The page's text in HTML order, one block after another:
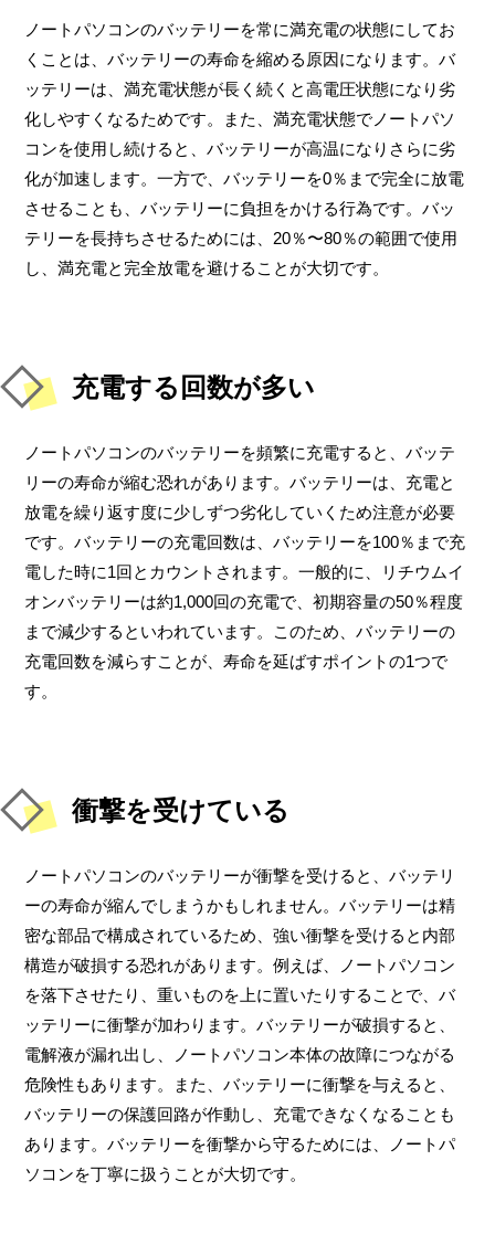
ノートパソコンのバッテリーを常に満充電の状態にしてお
くことは、バッテリーの寿命を縮める原因になります。バ
ッテリーは、満充電状態が長く続くと高電圧状態になり劣
化しやすくなるためです。また、満充電状態でノートパソ
コンを使用し続けると、バッテリーが高温になりさらに劣
化が加速します。一方で、バッテリーを0％まで完全に放電
させることも、バッテリーに負担をかける行為です。バッ
テリーを長持ちさせるためには、20％〜80％の範囲で使用
し、満充電と完全放電を避けることが大切です。
充電する回数が多い
ノートパソコンのバッテリーを頻繁に充電すると、バッテ
リーの寿命が縮む恐れがあります。バッテリーは、充電と
放電を繰り返す度に少しずつ劣化していくため注意が必要
です。バッテリーの充電回数は、バッテリーを100％まで充
電した時に1回とカウントされます。一般的に、リチウムイ
オンバッテリーは約1,000回の充電で、初期容量の50％程度
まで減少するといわれています。このため、バッテリーの
充電回数を減らすことが、寿命を延ばすポイントの1つで
す。
衝撃を受けている
ノートパソコンのバッテリーが衝撃を受けると、バッテリ
ーの寿命が縮んでしまうかもしれません。バッテリーは精
密な部品で構成されているため、強い衝撃を受けると内部
構造が破損する恐れがあります。例えば、ノートパソコン
を落下させたり、重いものを上に置いたりすることで、バ
ッテリーに衝撃が加わります。バッテリーが破損すると、
電解液が漏れ出し、ノートパソコン本体の故障につながる
危険性もあります。また、バッテリーに衝撃を与えると、
バッテリーの保護回路が作動し、充電できなくなることも
あります。バッテリーを衝撃から守るためには、ノートパ
ソコンを丁寧に扱うことが大切です。